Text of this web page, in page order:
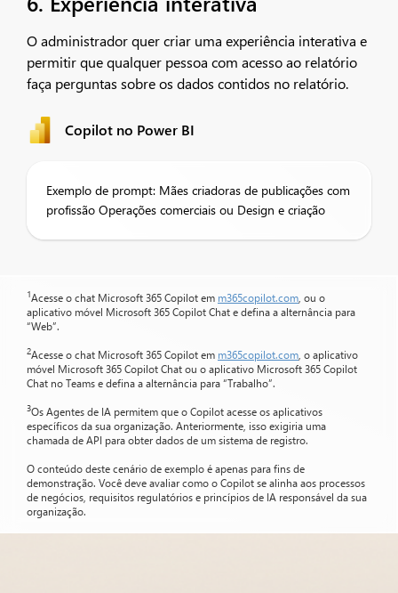
O administrador quer criar uma experiência interativa e
permitir que qualquer pessoa com acesso ao relatório
faça perguntas sobre os dados contidos no relatório.
Copilot no Power BI
Exemplo de prompt: Mães criadoras de publicações com
profissão Operações comerciais ou Design e criação
1Acesse o chat Microsoft 365 Copilot em m365copilot.com , ou o
aplicativo móvel Microsoft 365 Copilot Chat e defina a alternância para
“Web”.
2Acesse o chat Microsoft 365 Copilot em m365copilot.com , o aplicativo
móvel Microsoft 365 Copilot Chat ou o aplicativo Microsoft 365 Copilot
Chat no Teams e defina a alternância para “Trabalho”.
3Os Agentes de IA permitem que o Copilot acesse os aplicativos
específicos da sua organização. Anteriormente, isso exigiria uma
chamada de API para obter dados de um sistema de registro.
O conteúdo deste cenário de exemplo é apenas para fins de
demonstração. Você deve avaliar como o Copilot se alinha aos processos
de negócios, requisitos regulatórios e princípios de IA responsável da sua
organização.